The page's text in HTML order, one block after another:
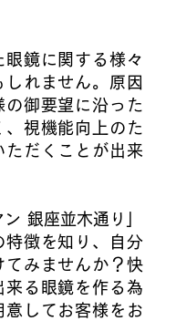
鏡に関する様々
れません。原因
の御要望に沿った
、視機能向上のた
ただくことが出来
銀座並木通り」
特徴を知り、自分
てみませんか？快
来る眼鏡を作る為
意してお客様をお